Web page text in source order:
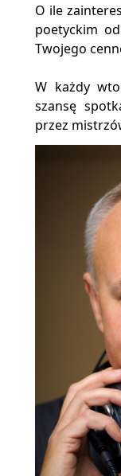
O ile
poetyckim
Twojego
W każdy
szansę
przez